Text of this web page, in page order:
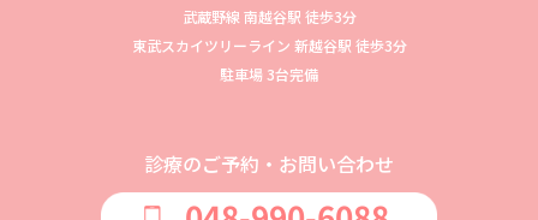
武蔵野線 南越谷駅 徒歩3分
東武スカイツリーライン 新越谷駅 徒歩3分
駐車場 3台完備
診療のご予約・お問い合わせ